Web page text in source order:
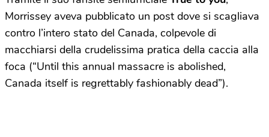
Morrissey aveva pubblicato un post dove si scagliava
contro l’intero stato del Canada, colpevole di
macchiarsi della crudelissima pratica della caccia alla
foca (“Until this annual massacre is abolished,
Canada itself is regrettably fashionably dead”).